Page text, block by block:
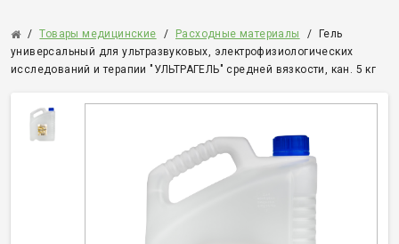
/ Товары медицинские / Расходные материалы /
Гель
универсальный для ультразвуковых, электрофизиологических
исследований и терапии "УЛЬТРАГЕЛЬ" средней вязкости, кан. 5 кг